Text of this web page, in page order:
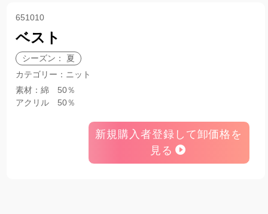
651010
ベスト
シーズン： 夏
カテゴリー：ニット
素材：綿 50％
アクリル 50％
新規購入者登録して卸価格を
見る